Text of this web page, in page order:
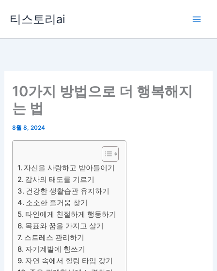
티스토리ai
10가지 방법으로 더 행복해지
는 법
8월 8, 2024
자신을 사랑하고 받아들이기
감사의 태도를 기르기
건강한 생활습관 유지하기
소소한 즐거움 찾기
타인에게 친절하게 행동하기
목표와 꿈을 가지고 살기
스트레스 관리하기
자기계발에 힘쓰기
자연 속에서 힐링 타임 갖기